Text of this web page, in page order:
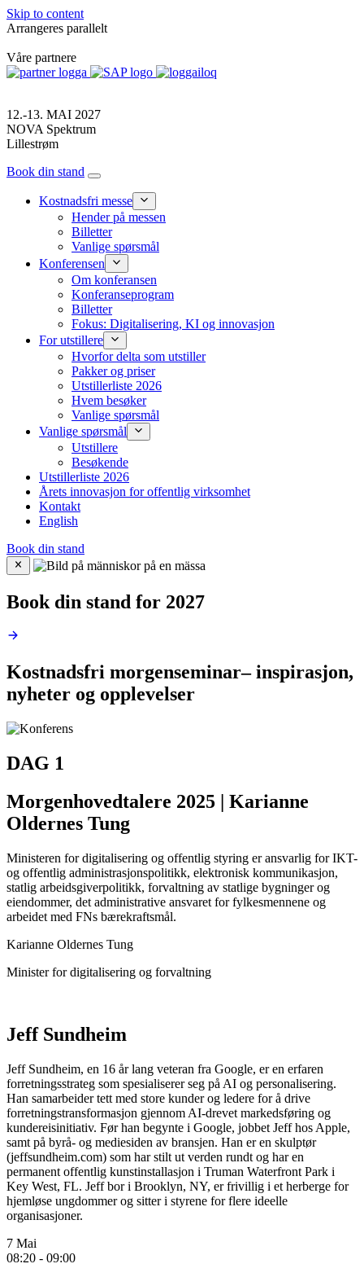
Skip to content
Arrangeres parallelt
Våre partnere
12.-13. MAI 2027
NOVA Spektrum
Lillestrøm
Book din stand
Kostnadsfri messe
Hender på messen
Billetter
Vanlige spørsmål
Konferensen
Om konferansen
Konferanseprogram
Billetter
Fokus: Digitalisering, KI og innovasjon
For utstillere
Hvorfor delta som utstiller
Pakker og priser
Utstillerliste 2026
Hvem besøker
Vanlige spørsmål
Vanlige spørsmål
Utstillere
Besøkende
Utstillerliste 2026
Årets innovasjon for offentlig virksomhet
Kontakt
English
Book din stand
Book din stand for 2027
Kostnadsfri morgenseminar–inspirasjon,
nyheter og opplevelser
DAG 1
Morgenhovedtalere 2025 | Karianne
Oldernes Tung
Ministeren for digitalisering og offentlig styring er ansvarlig for IKT-
og offentlig administrasjonspolitikk, elektronisk kommunikasjon,
statlig arbeidsgiverpolitikk, forvaltning av statlige bygninger og
eiendommer, det administrative ansvaret for fylkesmennene og
arbeidet med FNs bærekraftsmål.
Karianne Oldernes Tung
Minister for digitalisering og forvaltning
Jeff Sundheim
Jeff Sundheim, en 16 år lang veteran fra Google, er en erfaren
forretningsstrateg som spesialiserer seg på AI og personalisering.
Han samarbeider tett med store kunder og ledere for å drive
forretningstransformasjon gjennom AI-drevet markedsføring og
kundereisinitiativ. Før han begynte i Google, jobbet Jeff hos Apple,
samt på byrå- og mediesiden av bransjen. Han er en skulptør
(jeffsundheim.com) som har stilt ut verden rundt og har en
permanent offentlig kunstinstallasjon i Truman Waterfront Park i
Key West, FL. Jeff bor i Brooklyn, NY, er frivillig i et herberge for
hjemløse ungdommer og sitter i styrene for flere ideelle
organisasjoner.
7 Mai
08:20 - 09:00